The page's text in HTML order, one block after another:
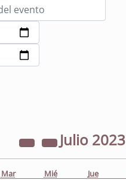
Julio 2023
Mar Mié Jue